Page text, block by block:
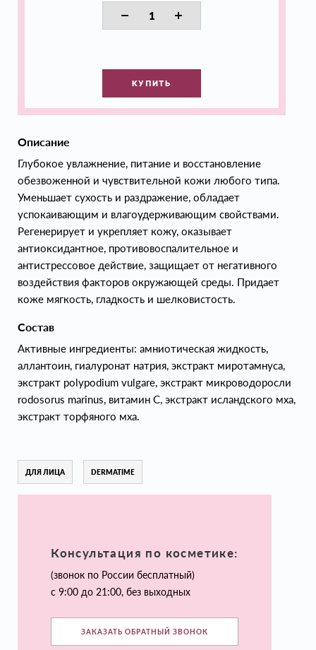
КУПИТЬ
Описание
Глубокое увлажнение, питание и восстановление
обезвоженной и чувствительной кожи любого типа.
Уменьшает сухость и раздражение, обладает
успокаивающим и влагоудерживающим свойствами.
Регенерирует и укрепляет кожу, оказывает
антиоксидантное, противовоспалительное и
антистрессовое действие, защищает от негативного
воздействия факторов окружающей среды. Придает
коже мягкость, гладкость и шелковистость.
Состав
Активные ингредиенты: амниотическая жидкость,
аллантоин, гиалуронат натрия, экстракт миротамнуса,
экстракт polypodium vulgare, экстракт микроводоросли
rodosorus marinus, витамин С, экстракт исландского мха,
экстракт торфяного мха.
ДЛЯ ЛИЦА DERMATIME
Консультация по косметике:
(звонок по России бесплатный)
с 9:00 до 21:00, без выходных
ЗАКАЗАТЬ ОБРАТНЫЙ ЗВОНОК